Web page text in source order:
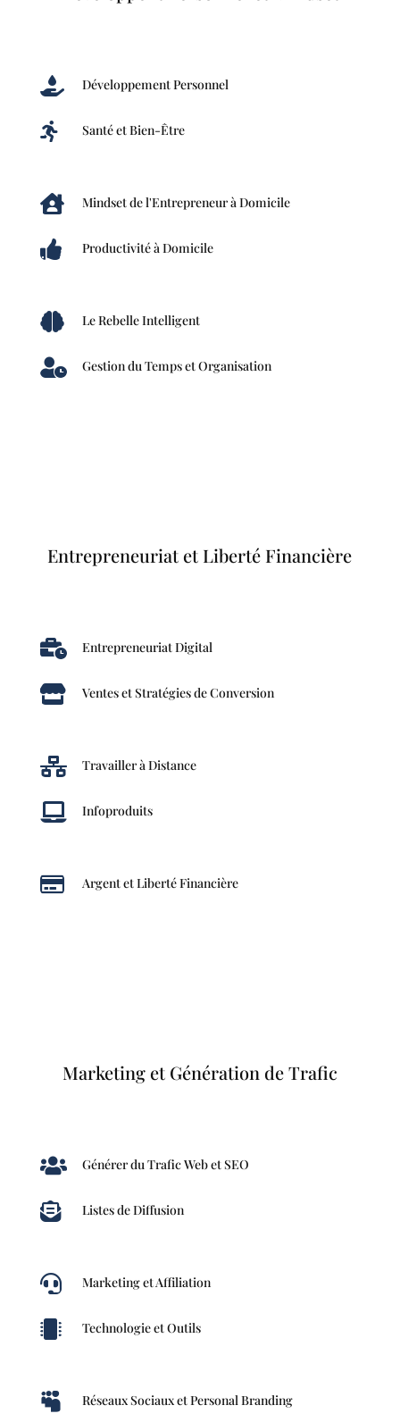
 Développement Personnel
 Santé et Bien-Être
 Mindset de l'Entrepreneur à Domicile
 Productivité à Domicile
 Le Rebelle Intelligent
 Gestion du Temps et Organisation
Entrepreneuriat et Liberté Financière
 Entrepreneuriat Digital
 Ventes et Stratégies de Conversion
 Travailler à Distance
 Infoproduits
 Argent et Liberté Financière
Marketing et Génération de Trafic
 Générer du Trafic Web et SEO
 Listes de Diffusion
 Marketing et Affiliation
 Technologie et Outils
 Réseaux Sociaux et Personal Branding